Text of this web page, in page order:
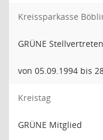
Kreissparkasse
GRÜNE
von 05.09.1994 bis
Kreistag
GRÜNE Mitglied